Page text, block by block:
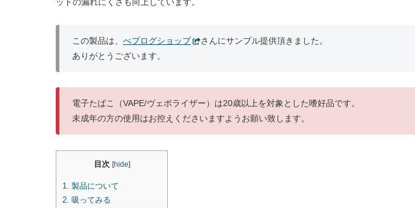
この製品は、 べプログショップ
さんにサンプル提供頂きました。
ありがとうございます。
電子たばこ（VAPE/ヴェポライザー）は20歳以上を対象とした嗜好品です。
未成年の方の使用はお控えくださいますようお願い致します。
目次 [hide]
1.
製品について
2. 吸ってみる